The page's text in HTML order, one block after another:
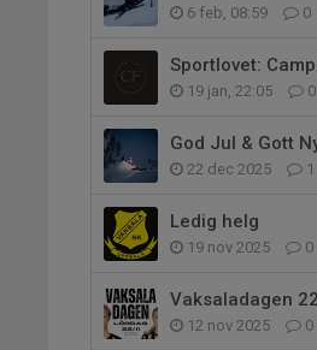
6 feb, 08:59 0
Sportlovet:
19 jan, 22:05 0
God Jul & Gott
22 dec 2025 1
Ledig helg
19 nov 2025 0
Vaksaladagen
12 nov 2025 0